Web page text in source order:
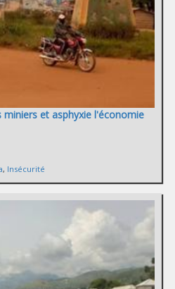
miniers et asphyxie l'économie
, Insécurité